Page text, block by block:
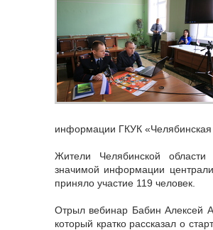
информации ГКУК «Челябинская
Жители Челябинской
значимой информации
приняло участие 119 человек.
Отрыл вебинар Бабин Алексей
который кратко рассказал о